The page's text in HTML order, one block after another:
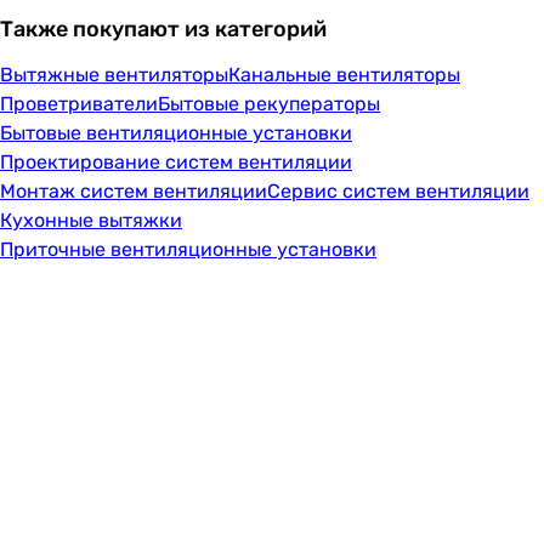
Также покупают из категорий
Вытяжные вентиляторыКанальные вентиляторы
ПроветривателиБытовые рекуператоры
Бытовые вентиляционные установки
Проектирование систем вентиляции
Монтаж систем вентиляцииСервис систем вентиляции
Кухонные вытяжки
Приточные вентиляционные установки